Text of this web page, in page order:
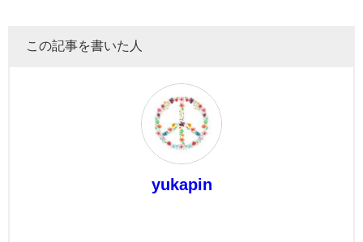
この記事を書いた人
yukapin